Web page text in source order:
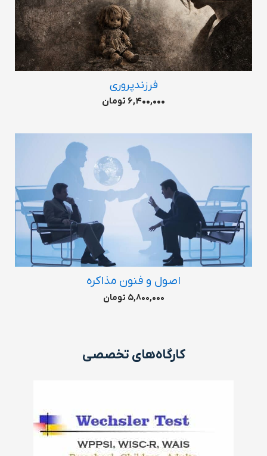
فرزندپروری
6,400,000 تومان
اصول و فنون مذاکره
5,800,000 تومان
کارگاه‌های تخصصی